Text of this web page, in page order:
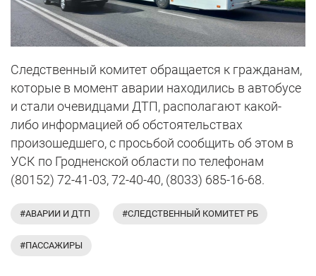
Следственный комитет обращается к гражданам,
которые в момент аварии находились в автобусе
и стали очевидцами ДТП, располагают какой-
либо информацией об обстоятельствах
произошедшего, с просьбой сообщить об этом в
УСК по Гродненской области по телефонам
(80152) 72-41-03, 72-40-40, (8033) 685-16-68.
#АВАРИИ И ДТП #СЛЕДСТВЕННЫЙ КОМИТЕТ РБ
#ПАССАЖИРЫ